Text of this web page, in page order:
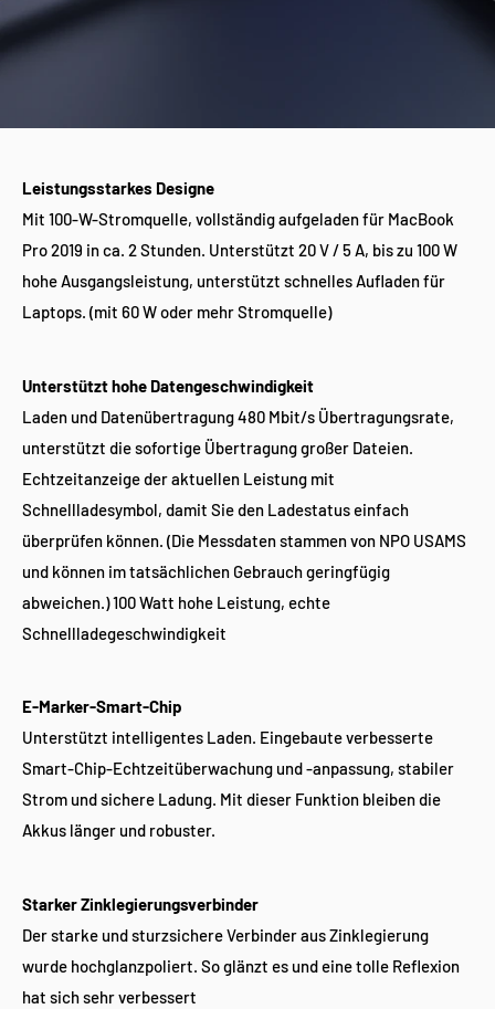
Leistungsstarkes Designe
Mit 100-W-Stromquelle, vollständig aufgeladen für MacBook
Pro 2019 in ca. 2 Stunden. Unterstützt 20 V / 5 A, bis zu 100 W
hohe Ausgangsleistung, unterstützt schnelles Aufladen für
Laptops. (mit 60 W oder mehr Stromquelle)
Unterstützt hohe Datengeschwindigkeit
Laden und Datenübertragung 480 Mbit/s Übertragungsrate,
unterstützt die sofortige Übertragung großer Dateien.
Echtzeitanzeige der aktuellen Leistung mit
Schnellladesymbol, damit Sie den Ladestatus einfach
überprüfen können. (Die Messdaten stammen von NPO USAMS
und können im tatsächlichen Gebrauch geringfügig
abweichen.) 100 Watt hohe Leistung, echte
Schnellladegeschwindigkeit
E-Marker-Smart-Chip
Unterstützt intelligentes Laden. Eingebaute verbesserte
Smart-Chip-Echtzeitüberwachung und -anpassung, stabiler
Strom und sichere Ladung. Mit dieser Funktion bleiben die
Akkus länger und robuster.
Starker Zinklegierungsverbinder
Der starke und sturzsichere Verbinder aus Zinklegierung
wurde hochglanzpoliert. So glänzt es und eine tolle Reflexion
hat sich sehr verbessert